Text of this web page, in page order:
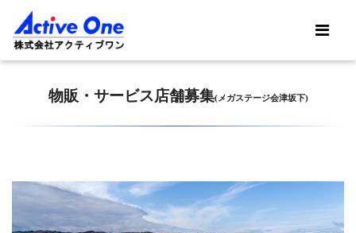
物販・サービス店舗募集(メガステージ会津坂下)